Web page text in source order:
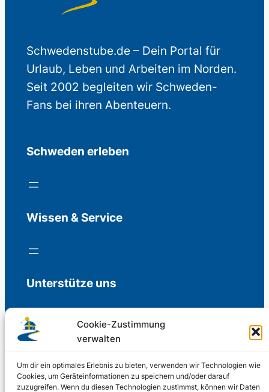
Cookie-Zustimmung
verwalten
Um dir ein optimales Erlebnis zu bieten, verwenden wir Technologien wie
Cookies, um Geräteinformationen zu speichern und/oder darauf
zuzugreifen. Wenn du diesen Technologien zustimmst, können wir Daten
Schwedenstube.de – Dein Portal für
Urlaub, Leben und Arbeiten im Norden.
Seit 2002 begleiten wir Schweden-
Fans bei ihren Abenteuern.
Schweden erleben
Wissen & Service
Unterstütze uns
Freiwillige Spenden für die Aufrechterhaltung